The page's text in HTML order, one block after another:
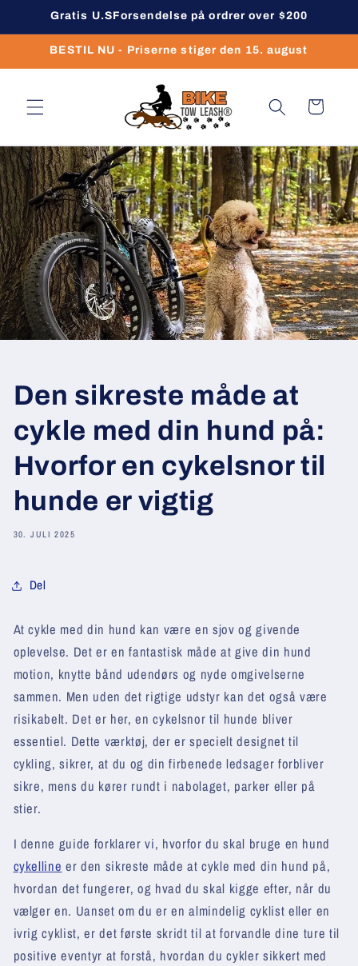
Gå tilGratis U.SForsendelse på ordrer over $200
BESTIL NU - Priserne stiger den 15. august
Indkøbskurv
Den sikreste måde at
cykle med din hund på:
Hvorfor en cykelsnor til
hunde er vigtig
30. JULI 2025
Del
At cykle med din hund kan være en sjov og givende
oplevelse. Det er en fantastisk måde at give din hund
motion, knytte bånd udendørs og nyde omgivelserne
sammen. Men uden det rigtige udstyr kan det også være
risikabelt. Det er her, en cykelsnor til hunde bliver
essentiel. Dette værktøj, der er specielt designet til
cykling, sikrer, at du og din firbenede ledsager forbliver
sikre, mens du kører rundt i nabolaget, parker eller på
stier.
I denne guide forklarer vi, hvorfor du skal bruge en hund
cykelline er den sikreste måde at cykle med din hund på,
hvordan det fungerer, og hvad du skal kigge efter, når du
vælger en. Uanset om du er en almindelig cyklist eller en
ivrig cyklist, er det første skridt til at forvandle dine ture til
positive eventyr at forstå, hvordan du cykler sikkert med